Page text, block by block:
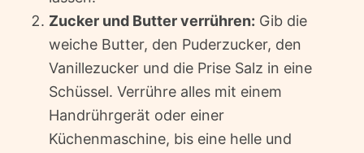
Zucker und Butter verrühren: Gib die
weiche Butter, den Puderzucker, den
Vanillezucker und die Prise Salz in eine
Schüssel. Verrühre alles mit einem
Handrührgerät oder einer
Küchenmaschine, bis eine helle und